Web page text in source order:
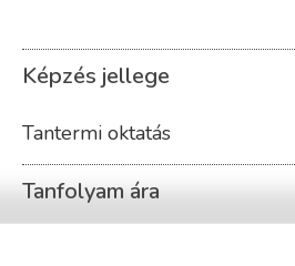
Képzés jellege
Tantermi oktatás
Tanfolyam ára